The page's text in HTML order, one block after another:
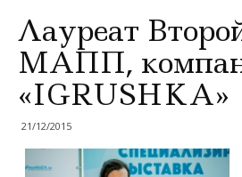
Лауреат
МАПП,
«IGRUSHKA»
21/12/2015